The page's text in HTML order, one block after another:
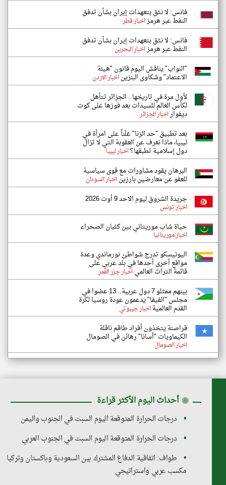
فانس: لا نثق بتعهدات إيران بشأن تدفق
النفط عبر هرمزاخبار قطر
فانس: لا نثق بتعهدات إيران بشأن تدفق
النفط عبر هرمزاخبار البحرين
"النواب" يناقش اليوم قانون "هيئة
الاعتماد" وشكاوى البنزيناخبار الاردن
لأول مرة في تاريخها.. الجزائر تتأهل
لكأس العالم للسيدات بعد فوزها على كوت
ديفواراخبار الجزائر
بعد تطبيق "حد الزنا" عَلَناً على امرأة في
ليبيا، ماذا نعرف عن العقوبة التي لا تزال
دول إسلامية تطبقها؟اخبار ليبيا
البرهان يقود مشاورات مع قوى سياسية
للعفو عن معارضين بارزيناخبار السودان
جريدة الشروق ليوم الاحد 9 أوت 2026
اخبار تونس
حياة شاب موريتاني بين كثبان الصحراء
اخبار موريتانيا
اليونيسكو تدرج شواطئ نورماندي وعدة
مواقع أخرى أحدها في بلد عربي على
قائمة التراث العالمياخبار جزر القمر
بينهم ممثلو 7 دول عربية.. 13 عضوا في
مجلس "الفيفا" يدعمون عودة روسيا لكرة
القدم العالميةاخبار جيبوتي
قراصنة يتخذون أفراد طاقم ناقلة
الكيماويات "أسانا" رهائن في الصومال
اخبار الصومال
◉ أحداث اليوم الأكثر قراءة
درجات الحرارة المتوقعة اليوم السبت في الجنوب واليمن
درجات الحرارة المتوقعة اليوم السبت في الجنوب العربي
طواف: اتفاقية الدفاع المشترك بين السعودية وباكستان وتركيا
مكسب عربي واستراتيجي